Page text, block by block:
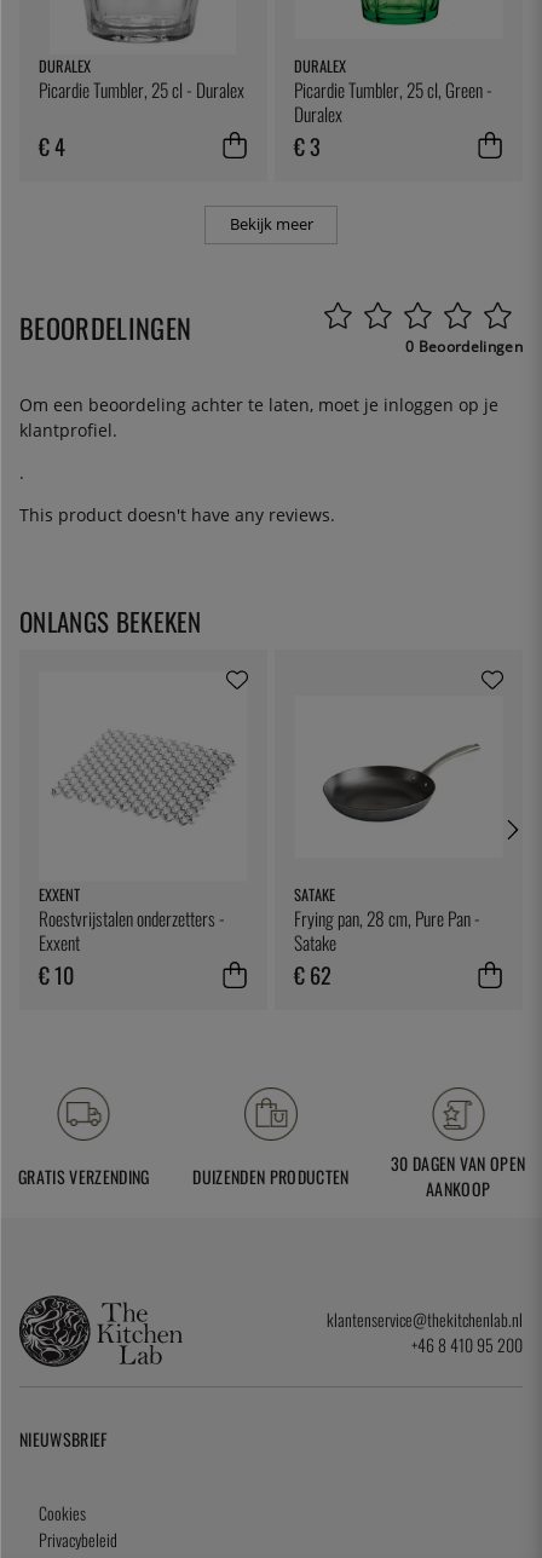
DURALEX
Picardie Tumbler, 25 cl - Duralex
€ 4
DURALEX
Picardie Tumbler, 25 cl, Green -
Duralex
€ 3
Bekijk meer
BEOORDELINGEN 0 Beoordelingen
Om een beoordeling achter te laten, moet je inloggen op je
klantprofiel.
.
This product doesn't have any reviews.
ONLANGS BEKEKEN
EXXENT
Roestvrijstalen onderzetters -
Exxent
€ 10
SATAKE
Frying pan, 28 cm, Pure Pan -
Satake
€ 62
GRATIS VERZENDING DUIZENDEN PRODUCTEN
30 DAGEN VAN OPEN
AANKOOP
klantenservice@thekitchenlab.nl
+46 8 410 95 200
NIEUWSBRIEF
Cookies
Privacybeleid